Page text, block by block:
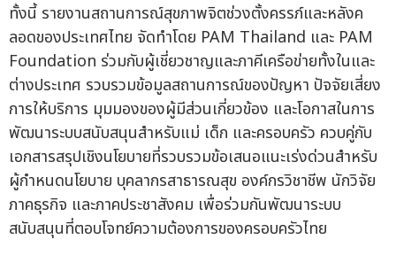
ทั้งนี้ รายงานสถานการณ์สุขภาพจิตช่วงตั้งครรภ์และหลังค
ลอดของประเทศไทย จัดทำโดย PAM Thailand และ PAM
Foundation ร่วมกับผู้เชี่ยวชาญและภาคีเครือข่ายทั้งในและ
ต่างประเทศ รวบรวมข้อมูลสถานการณ์ของปัญหา ปัจจัยเสี่ยง
การให้บริการ มุมมองของผู้มีส่วนเกี่ยวข้อง และโอกาสในการ
พัฒนาระบบสนับสนุนสำหรับแม่ เด็ก และครอบครัว ควบคู่กับ
เอกสารสรุปเชิงนโยบายที่รวบรวมข้อเสนอแนะเร่งด่วนสำหรับ
ผู้กำหนดนโยบาย บุคลากรสาธารณสุข องค์กรวิชาชีพ นักวิจัย
ภาคธุรกิจ และภาคประชาสังคม เพื่อร่วมกันพัฒนาระบบ
สนับสนุนที่ตอบโจทย์ความต้องการของครอบครัวไทย